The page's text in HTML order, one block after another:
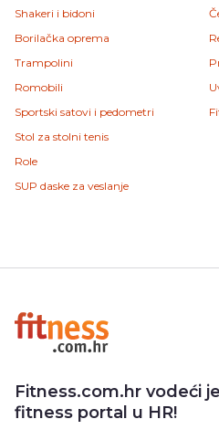
Shakeri i bidoni
Borilačka oprema
Trampolini
Romobili
Sportski satovi i pedometri
Stol za stolni tenis
Role
SUP daske za veslanje
Fitness.com.hr vodeći
fitness portal u HR!